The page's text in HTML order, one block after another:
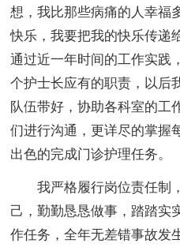
想，我比那些病痛的人幸福
快乐，我要把我的快乐传递
通过近一年时间的工作实践
个护士长应有的职责，以后
队伍带好，协助各科室的工
们进行沟通，更详尽的掌握
出色的完成门诊护理任务。
我严格履行岗位责任制
己，勤勤恳恳做事，踏踏实
作任务，全年无差错事故发